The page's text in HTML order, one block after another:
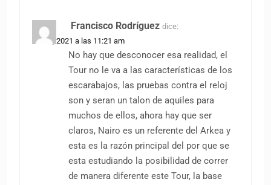
Francisco Rodríguez dice:
1 abril, 2021 a las 11:21 am
No hay que desconocer esa realidad, el
Tour no le va a las características de los
escarabajos, las pruebas contra el reloj
son y seran un talon de aquiles para
muchos de ellos, ahora hay que ser
claros, Nairo es un referente del Arkea y
esta es la razón principal del por que se
esta estudiando la posibilidad de correr
de manera diferente este Tour, la base